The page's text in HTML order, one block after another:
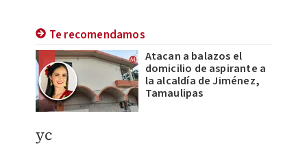
Te recomendamos
Atacan a balazos el
domicilio de aspirante a
la alcaldía de Jiménez,
Tamaulipas
yc